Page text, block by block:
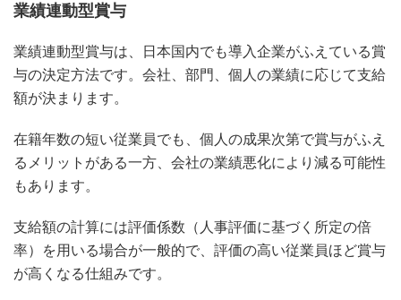
業績連動型賞与
業績連動型賞与は、日本国内でも導入企業がふえている賞
与の決定方法です。会社、部門、個人の業績に応じて支給
額が決まります。
在籍年数の短い従業員でも、個人の成果次第で賞与がふえ
るメリットがある一方、会社の業績悪化により減る可能性
もあります。
支給額の計算には評価係数（人事評価に基づく所定の倍
率）を用いる場合が一般的で、評価の高い従業員ほど賞与
が高くなる仕組みです。